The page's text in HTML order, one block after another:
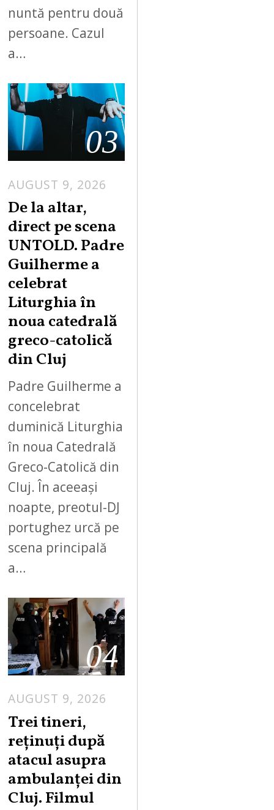
nuntă pentru două
persoane. Cazul
a…
03
AUGUST 9, 2026
De la altar,
direct pe scena
UNTOLD. Padre
Guilherme a
celebrat
Liturghia în
noua catedrală
greco-catolică
din Cluj
Padre Guilherme a
concelebrat
duminică Liturghia
în noua Catedrală
Greco-Catolică din
Cluj. În aceeași
noapte, preotul-DJ
portughez urcă pe
scena principală
a…
04
AUGUST 9, 2026
Trei tineri,
reținuți după
atacul asupra
ambulanței din
Cluj. Filmul